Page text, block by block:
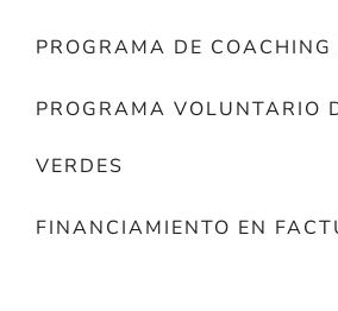
PROGRAMA DE COACHING
PROGRAMA VOLUNTARIO
VERDES
FINANCIAMIENTO EN